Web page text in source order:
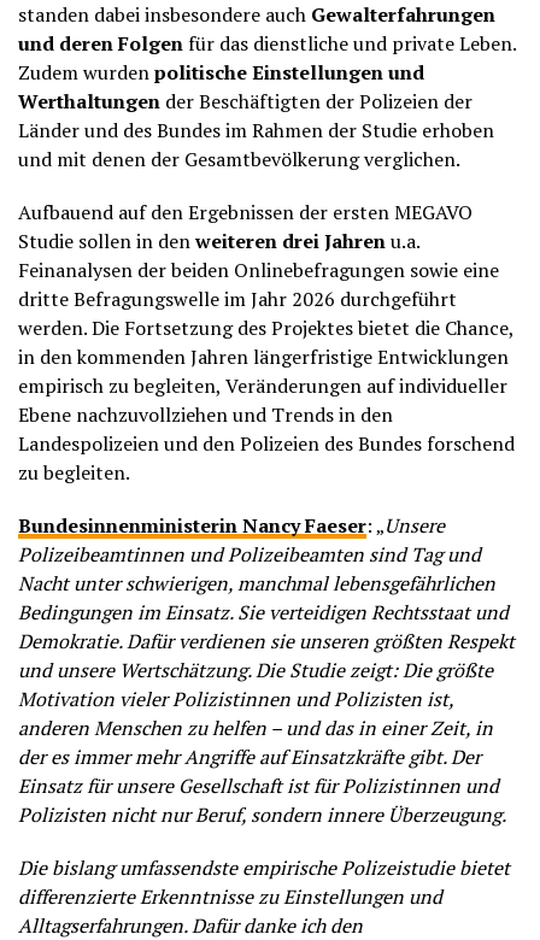
standen dabei insbesondere auch Gewalterfahrungen
und deren Folgenfür das dienstliche und private Leben.
Zudem wurdenpolitische Einstellungen und
Werthaltungen der Beschäftigten der Polizeien der
Länder und des Bundes im Rahmen der Studie erhoben
und mit denen der Gesamtbevölkerung verglichen.
Aufbauend auf den Ergebnissen der ersten MEGAVO
Studie sollen in denweiteren drei Jahrenu.a.
Feinanalysen der beiden Onlinebefragungen sowie eine
dritte Befragungswelle im Jahr 2026 durchgeführt
werden. Die Fortsetzung des Projektes bietet die Chance,
in den kommenden Jahren längerfristige Entwicklungen
empirisch zu begleiten, Veränderungen auf individueller
Ebene nachzuvollziehen und Trends in den
Landespolizeien und den Polizeien des Bundes forschend
zu begleiten.
Bundesinnenministerin Nancy Faeser: „Unsere
Polizeibeamtinnen und Polizeibeamten sind Tag und
Nacht unter schwierigen, manchmal lebensgefährlichen
Bedingungen im Einsatz. Sie verteidigen Rechtsstaat und
Demokratie. Dafür verdienen sie unseren größten Respekt
und unsere Wertschätzung.Die Studie zeigt: Die größte
Motivation vieler Polizistinnen und Polizisten ist,
anderen Menschen zu helfen – und das in einer Zeit, in
der es immer mehr Angriffe auf Einsatzkräfte gibt. Der
Einsatz für unsere Gesellschaft ist für Polizistinnen und
Polizisten nicht nur Beruf, sondern innere Überzeugung.
Die bislang umfassendste empirische Polizeistudie bietet
differenzierte Erkenntnisse zu Einstellungen und
Alltagserfahrungen. Dafür danke ich den